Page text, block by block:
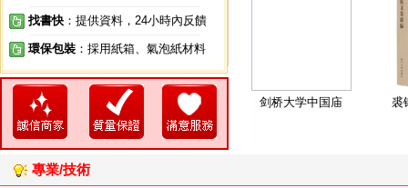
找書快 ：提供資料，24小時內反饋
環保包裝 ：採用紙箱、氣泡紙材料
剑桥大学中国庙 裘
專業/技術